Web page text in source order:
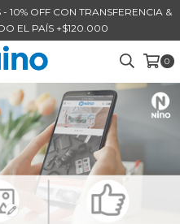
10% OFF CON TRANSFERENCIA &
EL PAÍS +$120.000
0